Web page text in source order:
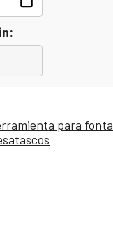
para